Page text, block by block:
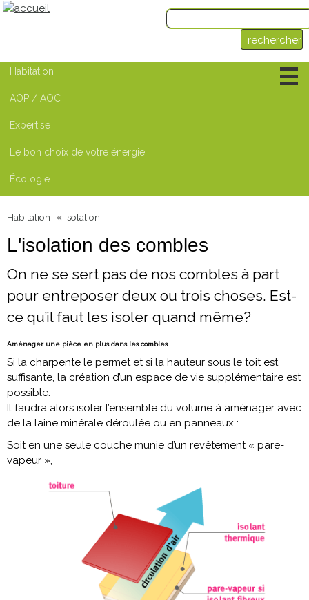
Habitation
Ouvrant-1 page
Isolation-
AOP / AOC
Expertise
Sport et plein-air-2 sections
Le bon choix de votre énergie
Aérothermie
Écologie
Habitation Isolation
L'isolation des combles
On ne se sert pas de nos combles à part
pour entreposer deux ou trois choses. Est-
ce qu’il faut les isoler quand même?
Aménager une pièce en plus dans les combles
Si la charpente le permet et si la hauteur sous le toit est
suffisante, la création d’un espace de vie supplémentaire est
possible.
Il faudra alors isoler l’ensemble du volume à aménager avec
de la laine minérale déroulée ou en panneaux :
Soit en une seule couche munie d’un revêtement « pare-
vapeur »,